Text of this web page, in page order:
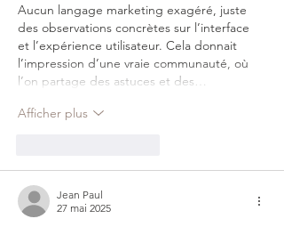
Aucun langage marketing exagéré, juste
des observations concrètes sur l’interface
et l’expérience utilisateur. Cela donnait
l’impression d’une vraie communauté, où
l’on partage des astuces et des…
Afficher plus
Jean Paul
27 mai 2025